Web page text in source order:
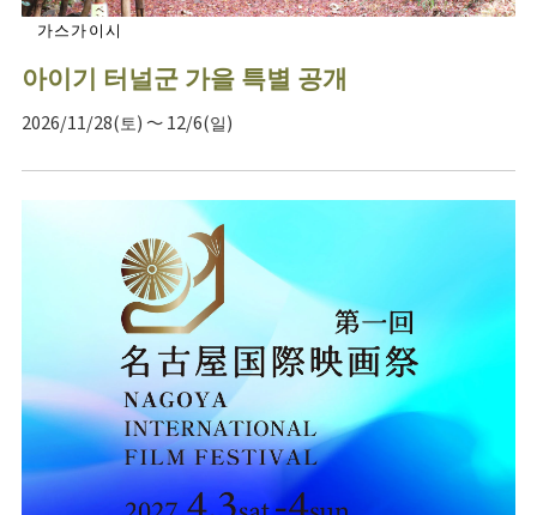
가스가이시
아이기 터널군 가을 특별 공개
2026/11/28(토) ～ 12/6(일)